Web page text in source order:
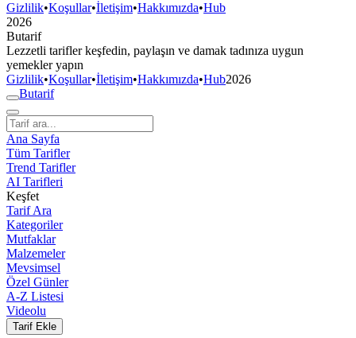
Gizlilik•Koşullar•İletişim•Hakkımızda•Hub
2026
Butarif
Lezzetli tarifler keşfedin, paylaşın ve damak tadınıza uygun
yemekler yapın
Gizlilik•Koşullar•İletişim•Hakkımızda•Hub2026
Butarif
Ana Sayfa
Tüm Tarifler
Trend Tarifler
AI Tarifleri
Keşfet
Tarif Ara
Kategoriler
Mutfaklar
Malzemeler
Mevsimsel
Özel Günler
A-Z Listesi
Videolu
Tarif Ekle